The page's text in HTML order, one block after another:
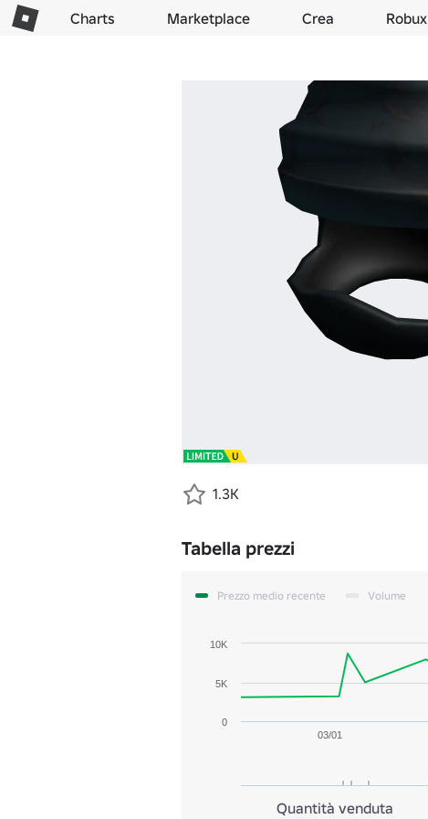
Charts Marketplace Crea Robux
1.3K
Tabella prezzi
Prezzo medio recente Volume
03/01
0
5K
10K
Quantità venduta